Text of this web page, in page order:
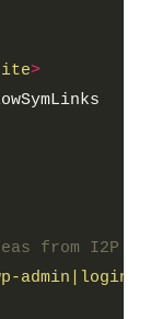
>
from I2P
admin|login)"